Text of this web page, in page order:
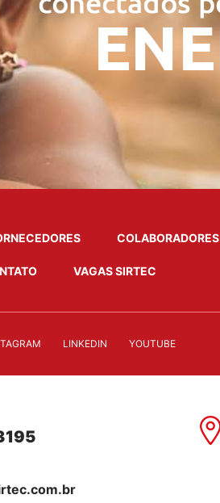
COLABORADORES
VAGAS SIRTEC
LINKEDIN YOUTUBE